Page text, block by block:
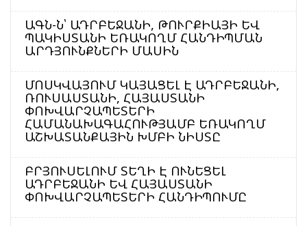
ԱԳՆ-Ն՝ ԱԴՐԲԵՋԱՆԻ, ԹՈՒՐՔԻԱՅԻ ԵՎ
ՊԱԿԻՍՏԱՆԻ ԵՌԱԿՈՂՄ ՀԱՆԴԻՊՄԱՆ
ԱՐԴՅՈՒՆՔՆԵՐԻ ՄԱՍԻՆ
ՄՈՍԿՎԱՅՈՒՄ ԿԱՅԱՑԵԼ Է ԱԴՐԲԵՋԱՆԻ,
ՌՈՒՍԱՍՏԱՆԻ, ՀԱՅԱՍՏԱՆԻ
ՓՈԽՎԱՐՉԱՊԵՏԵՐԻ
ՀԱՄԱՆԱԽԱԳԱՀՈՒԹՅԱՄԲ ԵՌԱԿՈՂՄ
ԱՇԽԱՏԱՆՔԱՅԻՆ ԽՄԲԻ ՆԻՍՏԸ
ԲՐՅՈՒՍԵԼՈՒՄ ՏԵՂԻ Է ՈՒՆԵՑԵԼ
ԱԴՐԲԵՋԱՆԻ ԵՎ ՀԱՅԱՍՏԱՆԻ
ՓՈԽՎԱՐՉԱՊԵՏԵՐԻ ՀԱՆԴԻՊՈՒՄԸ